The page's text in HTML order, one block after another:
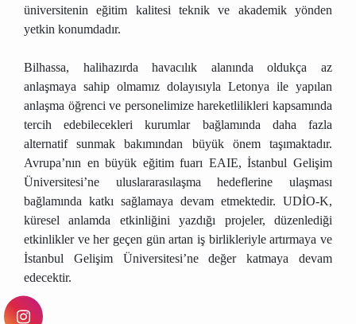
üniversitenin eğitim kalitesi teknik ve akademik yönden
yetkin konumdadır.
Bilhassa, halihazırda havacılık alanında oldukça az
anlaşmaya sahip olmamız dolayısıyla Letonya ile yapılan
anlaşma öğrenci ve personelimize hareketlilikleri kapsamında
tercih edebilecekleri kurumlar bağlamında daha fazla
alternatif sunmak bakımından büyük önem taşımaktadır.
Avrupa’nın en büyük eğitim fuarı EAIE, İstanbul Gelişim
Üniversitesi’ne uluslararasılaşma hedeflerine ulaşması
bağlamında katkı sağlamaya devam etmektedir. UDİO-K,
küresel anlamda etkinliğini yazdığı projeler, düzenlediği
etkinlikler ve her geçen gün artan iş birlikleriyle artırmaya ve
İstanbul Gelişim Üniversitesi’ne değer katmaya devam
edecektir.